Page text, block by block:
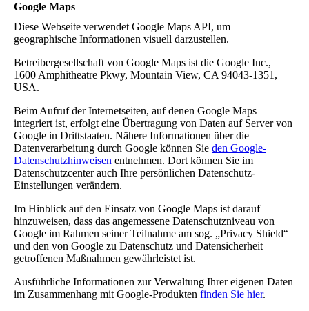
Google Maps
Diese Webseite verwendet Google Maps API, um
geographische Informationen visuell darzustellen.
Betreibergesellschaft von Google Maps ist die Google Inc.,
1600 Amphitheatre Pkwy, Mountain View, CA 94043-1351,
USA.
Beim Aufruf der Internetseiten, auf denen Google Maps
integriert ist, erfolgt eine Übertragung von Daten auf Server von
Google in Drittstaaten. Nähere Informationen über die
Datenverarbeitung durch Google können Sie den Google-
Datenschutzhinweisen entnehmen. Dort können Sie im
Datenschutzcenter auch Ihre persönlichen Datenschutz-
Einstellungen verändern.
Im Hinblick auf den Einsatz von Google Maps ist darauf
hinzuweisen, dass das angemessene Datenschutzniveau von
Google im Rahmen seiner Teilnahme am sog. „Privacy Shield“
und den von Google zu Datenschutz und Datensicherheit
getroffenen Maßnahmen gewährleistet ist.
Ausführliche Informationen zur Verwaltung Ihrer eigenen Daten
im Zusammenhang mit Google-Produkten finden Sie hier.